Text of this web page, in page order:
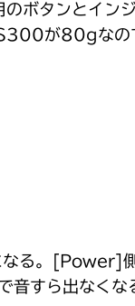
ボタンとイン
が80gなの
る。[Power]
すら出なくな